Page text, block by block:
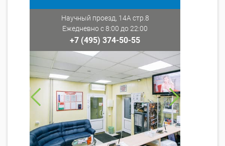
Научный проезд, 14А стр.8
Ежедневно с 8:00 до 22:00
+7 (495) 374-50-55